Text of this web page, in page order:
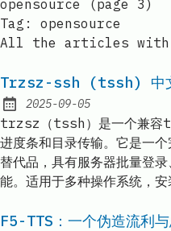
opensource (page 3)
Tag: opensource
All the articles with
Trzsz-ssh (tssh) 中文
Published:
2025-09-05
trzsz（tssh）是一个兼容
进度条和目录传输。它是一
替代品，具有服务器批量登
能。适用于多种操作系统，安
F5-TTS：一个伪造流利